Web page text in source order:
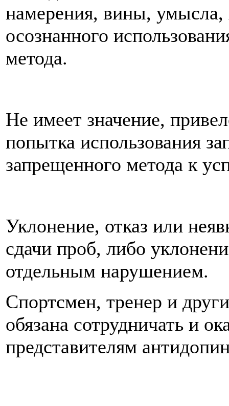
намерения, вины, умысла,
осознанного
метода.
Не имеет значение,
попытка использования
запрещенного метода к
Уклонение, отказ или
сдачи проб, либо
отдельным нарушением.
Спортсмен, тренер и
обязана сотрудничать и
представителям